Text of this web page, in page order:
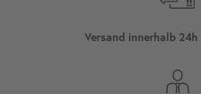
Versand innerhalb 24h